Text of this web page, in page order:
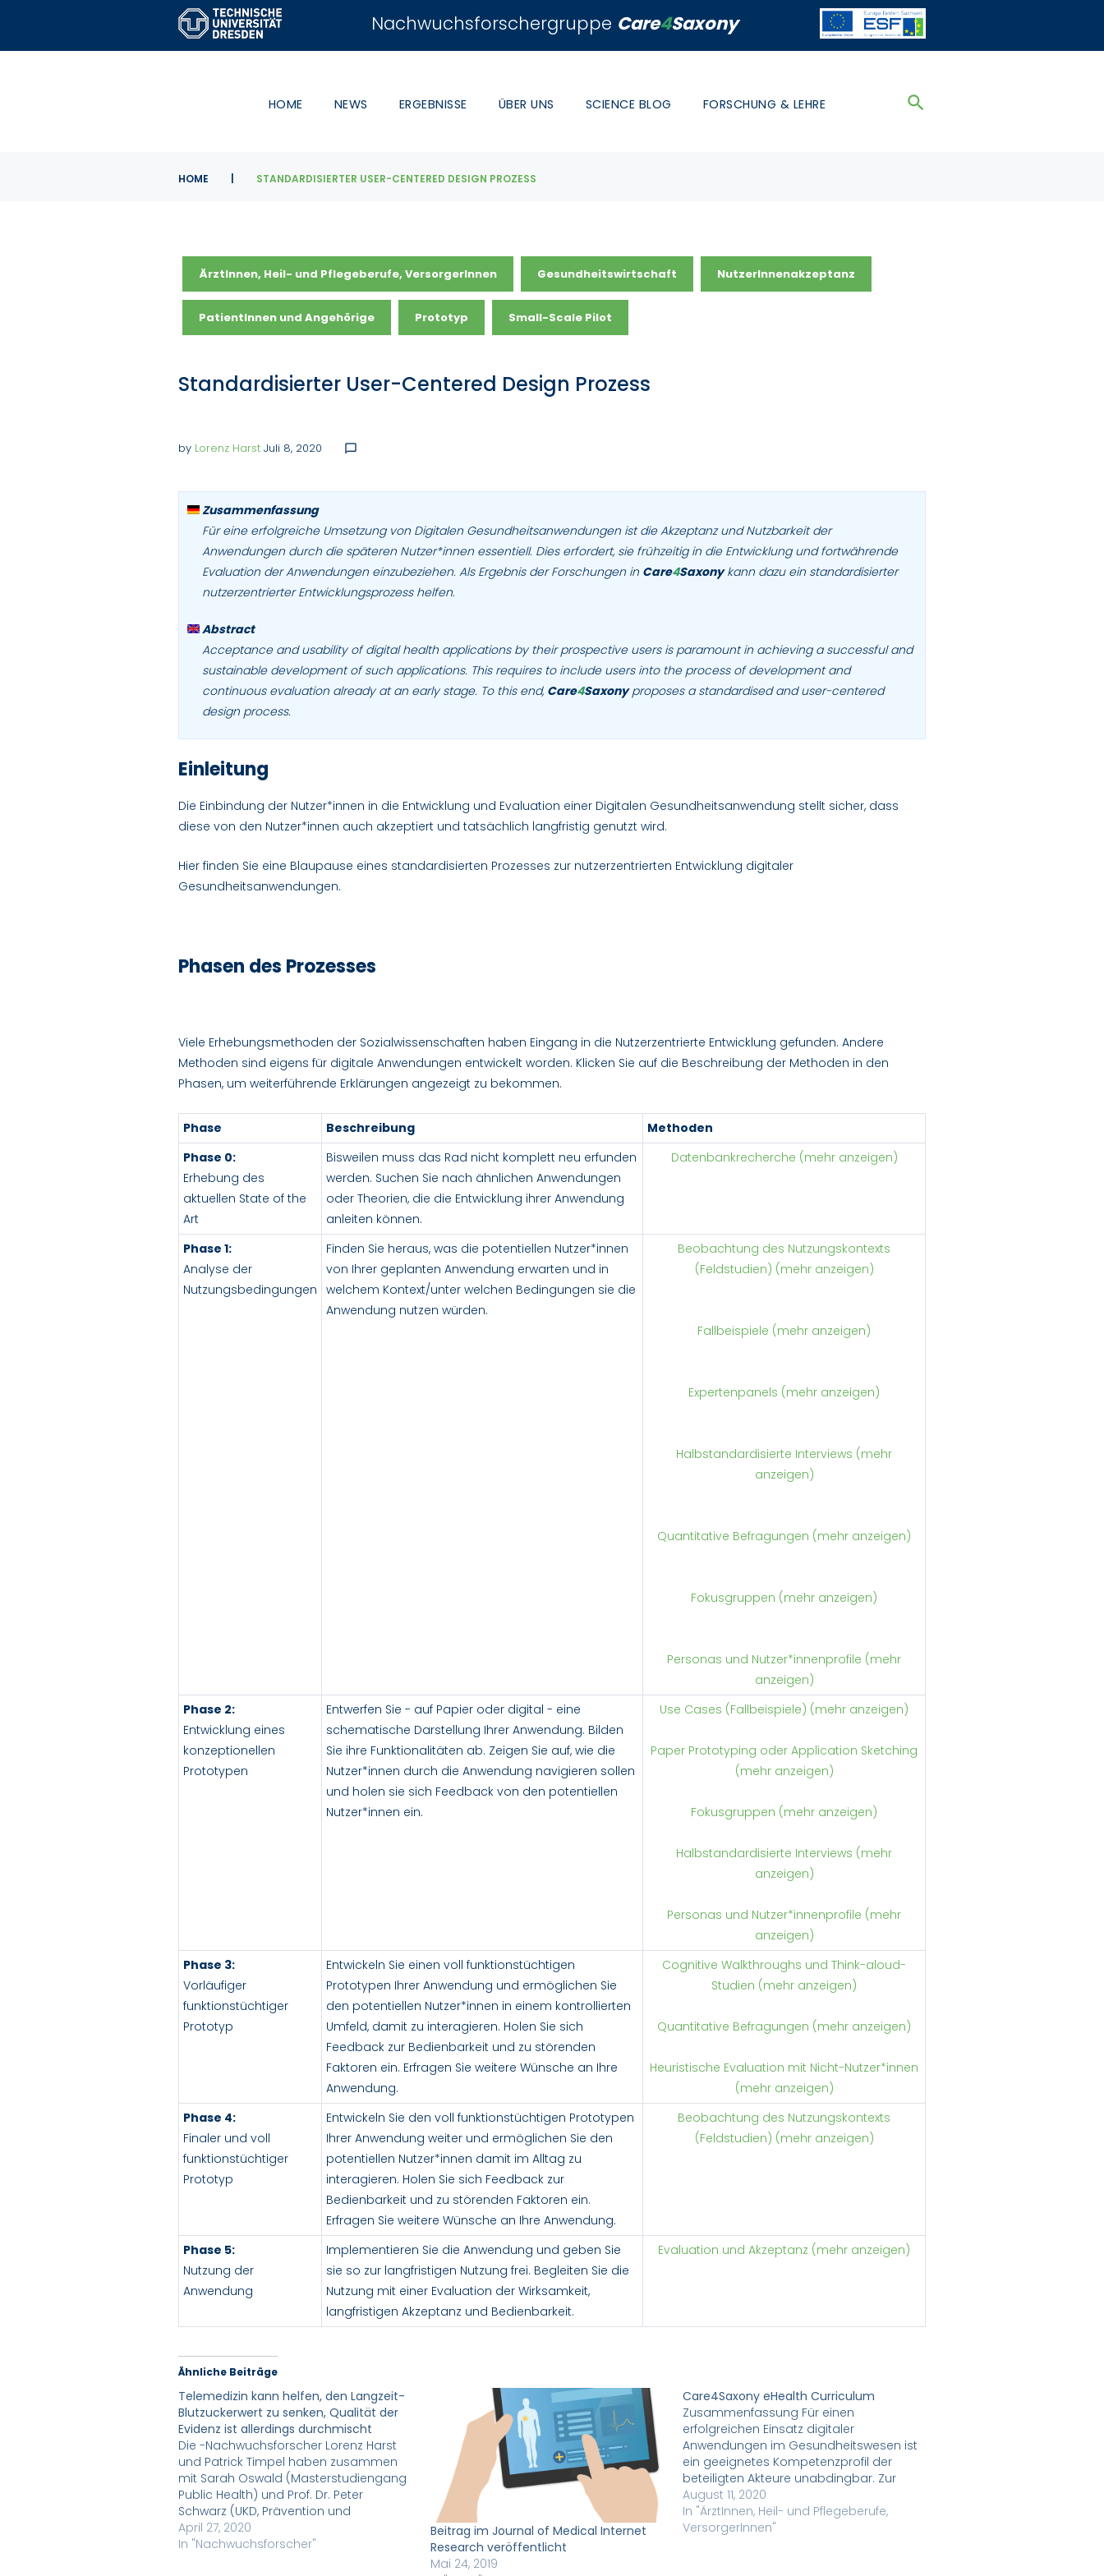
content
Nachwuchsforschergruppe Care4Saxony
HOME NEWS ERGEBNISSE ÜBER UNS SCIENCE BLOG FORSCHUNG & LEHRE
HOME STANDARDISIERTER USER-CENTERED DESIGN PROZESS
ÄrztInnen, Heil- und Pflegeberufe, VersorgerInnen Gesundheitswirtschaft NutzerInnenakzeptanz
PatientInnen und Angehörige Prototyp Small-Scale Pilot
Standardisierter User-Centered Design Prozess
by Lorenz Harst Juli 8, 2020 chat_bubble_outline
Zusammenfassung
Für eine erfolgreiche Umsetzung von Digitalen Gesundheitsanwendungen ist die Akzeptanz und Nutzbarkeit der
Anwendungen durch die späteren Nutzer*innen essentiell. Dies erfordert, sie frühzeitig in die Entwicklung und fortwährende
Evaluation der Anwendungen einzubeziehen. Als Ergebnis der Forschungen in Care4Saxonykann dazu ein standardisierter
nutzerzentrierter Entwicklungsprozess helfen.
Abstract
Acceptance and usability of digital health applications by their prospective users is paramount in achieving a successful and
sustainable development of such applications. This requires to include users into the process of development and
continuous evaluation already at an early stage. To this end, Care4Saxonyproposes a standardised and user-centered
design process.
Einleitung
Die Einbindung der Nutzer*innen in die Entwicklung und Evaluation einer Digitalen Gesundheitsanwendung stellt sicher, dass
diese von den Nutzer*innen auch akzeptiert und tatsächlich langfristig genutzt wird.
Hier finden Sie eine Blaupause eines standardisierten Prozesses zur nutzerzentrierten Entwicklung digitaler
Gesundheitsanwendungen.
Phasen des Prozesses
Viele Erhebungsmethoden der Sozialwissenschaften haben Eingang in die Nutzerzentrierte Entwicklung gefunden. Andere
Methoden sind eigens für digitale Anwendungen entwickelt worden. Klicken Sie auf die Beschreibung der Methoden in den
Phasen, um weiterführende Erklärungen angezeigt zu bekommen.
Phase Beschreibung
Methoden
Phase 0:
Erhebung des
aktuellen State of the
Art
Bisweilen muss das Rad nicht komplett neu erfunden
werden. Suchen Sie nach ähnlichen Anwendungen
oder Theorien, die die Entwicklung ihrer Anwendung
anleiten können.
Datenbankrecherche (mehr anzeigen)
Phase 1:
Analyse der
Nutzungsbedingungen
Finden Sie heraus, was die potentiellen Nutzer*innen
von Ihrer geplanten Anwendung erwarten und in
welchem Kontext/unter welchen Bedingungen sie die
Anwendung nutzen würden.
Beobachtung des Nutzungskontexts
(Feldstudien) (mehr anzeigen)
Fallbeispiele (mehr anzeigen)
Expertenpanels (mehr anzeigen)
Halbstandardisierte Interviews (mehr
anzeigen)
Quantitative Befragungen (mehr anzeigen)
Fokusgruppen (mehr anzeigen)
Personas und Nutzer*innenprofile (mehr
anzeigen)
Phase 2:
Entwicklung eines
konzeptionellen
Prototypen
Entwerfen Sie - auf Papier oder digital - eine
schematische Darstellung Ihrer Anwendung. Bilden
Sie ihre Funktionalitäten ab. Zeigen Sie auf, wie die
Nutzer*innen durch die Anwendung navigieren sollen
und holen sie sich Feedback von den potentiellen
Nutzer*innen ein.
Use Cases (Fallbeispiele) (mehr anzeigen)
Paper Prototyping oder Application Sketching
(mehr anzeigen)
Fokusgruppen (mehr anzeigen)
Halbstandardisierte Interviews (mehr
anzeigen)
Personas und Nutzer*innenprofile (mehr
anzeigen)
Phase 3:
Vorläufiger
funktionstüchtiger
Prototyp
Entwickeln Sie einen voll funktionstüchtigen
Prototypen Ihrer Anwendung und ermöglichen Sie
den potentiellen Nutzer*innen in einem kontrollierten
Umfeld, damit zu interagieren. Holen Sie sich
Feedback zur Bedienbarkeit und zu störenden
Faktoren ein. Erfragen Sie weitere Wünsche an Ihre
Anwendung.
Cognitive Walkthroughs und Think-aloud-
Studien (mehr anzeigen)
Quantitative Befragungen (mehr anzeigen)
Heuristische Evaluation mit Nicht-Nutzer*innen
(mehr anzeigen)
Phase 4:
Finaler und voll
funktionstüchtiger
Prototyp
Entwickeln Sie den voll funktionstüchtigen Prototypen
Ihrer Anwendung weiter und ermöglichen Sie den
potentiellen Nutzer*innen damit im Alltag zu
interagieren. Holen Sie sich Feedback zur
Bedienbarkeit und zu störenden Faktoren ein.
Erfragen Sie weitere Wünsche an Ihre Anwendung.
Beobachtung des Nutzungskontexts
(Feldstudien) (mehr anzeigen)
Phase 5:
Nutzung der
Anwendung
Implementieren Sie die Anwendung und geben Sie
sie so zur langfristigen Nutzung frei. Begleiten Sie die
Nutzung mit einer Evaluation der Wirksamkeit,
langfristigen Akzeptanz und Bedienbarkeit.
Evaluation und Akzeptanz (mehr anzeigen)
Ähnliche Beiträge
Telemedizin kann helfen, den Langzeit-
Blutzuckerwert zu senken, Qualität der
Evidenz ist allerdings durchmischt
Die -Nachwuchsforscher Lorenz Harst
und Patrick Timpel haben zusammen
mit Sarah Oswald (Masterstudiengang
Public Health) und Prof. Dr. Peter
Schwarz (UKD, Prävention und
Versorgung des Diabetes), eine
systematische Literaturrecherche zur
April 27, 2020
In "Nachwuchsforscher"
Beitrag im Journal of Medical Internet
Research veröffentlicht
Mai 24, 2019
Care4Saxony eHealth Curriculum
Zusammenfassung Für einen
erfolgreichen Einsatz digitaler
Anwendungen im Gesundheitswesen ist
ein geeignetes Kompetenzprofil der
beteiligten Akteure unabdingbar. Zur
Stärkung der professionellen Aus- und
Weiterbildung schlagen wir ein
Curriculum vor, welches auf Basis von
August 11, 2020
In "ÄrztInnen, Heil- und Pflegeberufe,
VersorgerInnen"